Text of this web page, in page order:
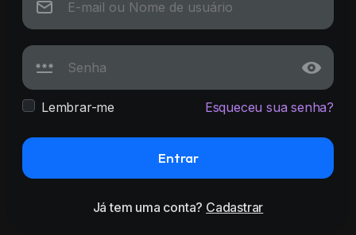
Lembrar-me Esqueceu sua senha?
Entrar
Já tem uma conta? Cadastrar